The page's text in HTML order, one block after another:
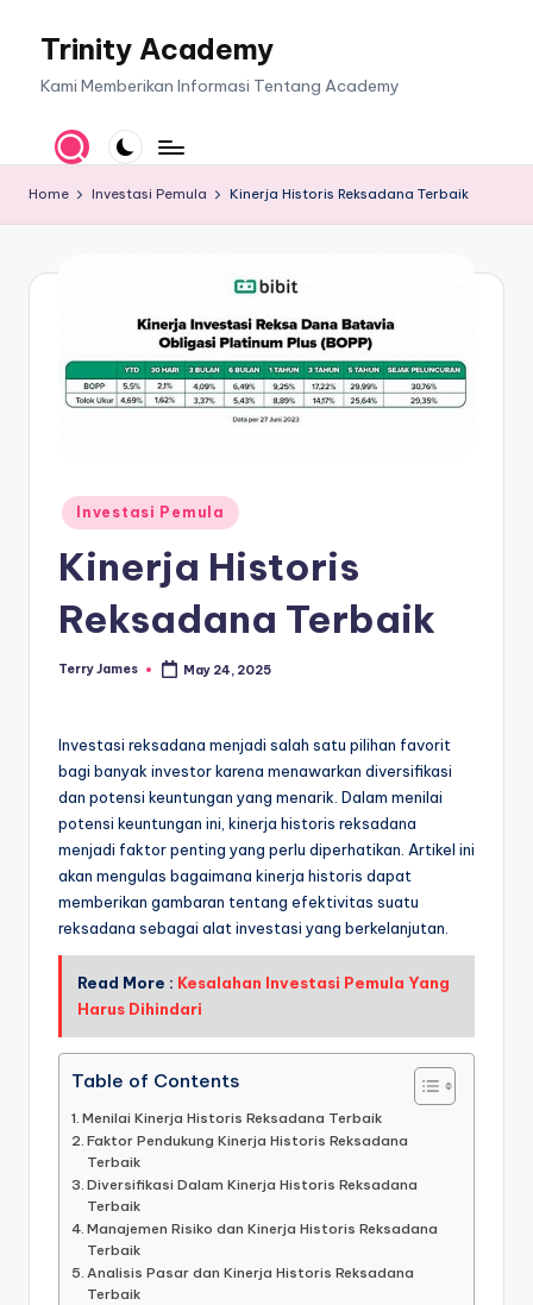
Trinity Academy
Kami Memberikan Informasi Tentang Academy
Home Investasi Pemula Kinerja Historis Reksadana Terbaik
Posted
in
Investasi Pemula
Kinerja Historis
Reksadana Terbaik
Posted
Terry James May 24, 2025
Investasi reksadana menjadi salah satu pilihan favorit
bagi banyak investor karena menawarkan diversifikasi
dan potensi keuntungan yang menarik. Dalam menilai
potensi keuntungan ini, kinerja historis reksadana
menjadi faktor penting yang perlu diperhatikan. Artikel ini
akan mengulas bagaimana kinerja historis dapat
memberikan gambaran tentang efektivitas suatu
reksadana sebagai alat investasi yang berkelanjutan.
Read More : Kesalahan Investasi Pemula Yang
Harus Dihindari
Table of Contents
Menilai Kinerja Historis Reksadana Terbaik
Faktor Pendukung Kinerja Historis Reksadana
Terbaik
Diversifikasi Dalam Kinerja Historis Reksadana
Terbaik
Manajemen Risiko dan Kinerja Historis Reksadana
Terbaik
Analisis Pasar dan Kinerja Historis Reksadana
Terbaik